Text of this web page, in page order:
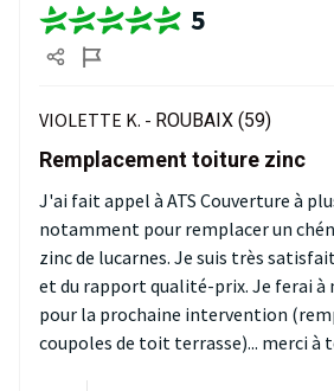
5
VIOLETTE K. - ROUBAIX (59)
Remplacement toiture zinc
J'ai fait appel à ATS Couverture à
notamment pour remplacer un
zinc de lucarnes. Je suis très
et du rapport qualité-prix. Je ferai à
pour la prochaine intervention
coupoles de toit terrasse)... merci à